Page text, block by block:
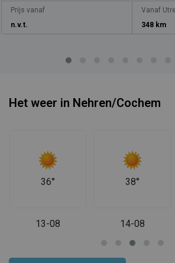
Prijs vanaf
n.v.t.
Vanaf
348 km
Het weer in Nehren/Cochem
36°
13-08
38°
14-08